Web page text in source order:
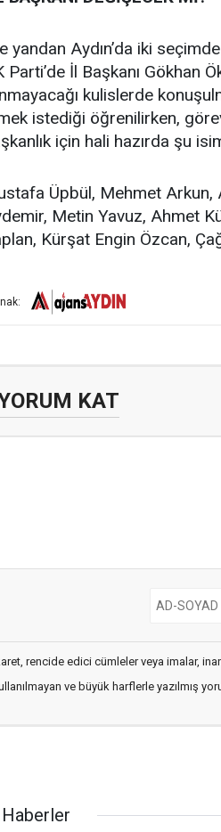
yandan Aydın’da iki
Parti’de İl Başkanı Gökhan
kulislerde
istediği öğrenilirken,
için hali hazırda şu
Üpbül, Mehmet
Metin Yavuz, Ahmet
Kürşat Engin Özcan,
KAT
rencide edici cümleler veya imalar,
ve büyük harflerle yazılmış